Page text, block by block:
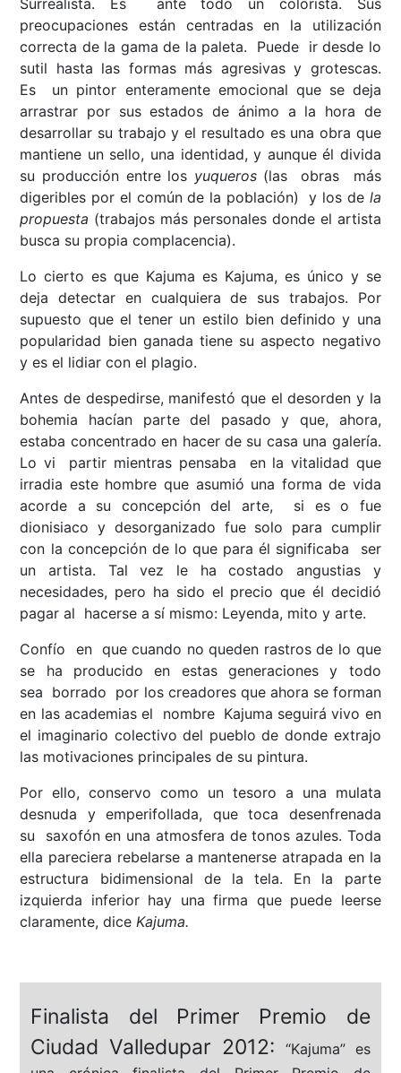
preocupaciones están centradas en la utilización
correcta de la gama de la paleta. Puede ir desde lo
sutil hasta las formas más agresivas y grotescas.
Es un pintor enteramente emocional que se deja
arrastrar por sus estados de ánimo a la hora de
desarrollar su trabajo y el resultado es una obra que
mantiene un sello, una identidad, y aunque él divida
su producción entre los yuqueros(las obras más
digeribles por el común de la población) y los de la
propuesta (trabajos más personales donde el artista
busca su propia complacencia).
Lo cierto es que Kajuma es Kajuma, es único y se
deja detectar en cualquiera de sus trabajos. Por
supuesto que el tener un estilo bien definido y una
popularidad bien ganada tiene su aspecto negativo
y es el lidiar con el plagio.
Antes de despedirse, manifestó que el desorden y la
bohemia hacían parte del pasado y que, ahora,
estaba concentrado en hacer de su casa una galería.
Lo vi partir mientras pensaba en la vitalidad que
irradia este hombre que asumió una forma de vida
acorde a su concepción del arte, si es o fue
dionisiaco y desorganizado fue solo para cumplir
con la concepción de lo que para él significaba ser
un artista. Tal vez le ha costado angustias y
necesidades, pero ha sido el precio que él decidió
pagar al hacerse a sí mismo: Leyenda, mito y arte.
Confío en que cuando no queden rastros de lo que
se ha producido en estas generaciones y todo
sea borrado por los creadores que ahora se forman
en las academias el nombre Kajuma seguirá vivo en
el imaginario colectivo del pueblo de donde extrajo
las motivaciones principales de su pintura.
Por ello, conservo como un tesoro a una mulata
desnuda y emperifollada, que toca desenfrenada
su saxofón en una atmosfera de tonos azules. Toda
ella pareciera rebelarse a mantenerse atrapada en la
estructura bidimensional de la tela. En la parte
izquierda inferior hay una firma que puede leerse
claramente, dice Kajuma.
Finalista del Primer Premio de
Ciudad Valledupar 2012:
“Kajuma” es